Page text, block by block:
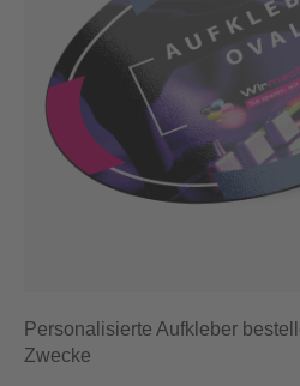
Personalisierte Aufkleber
Zwecke